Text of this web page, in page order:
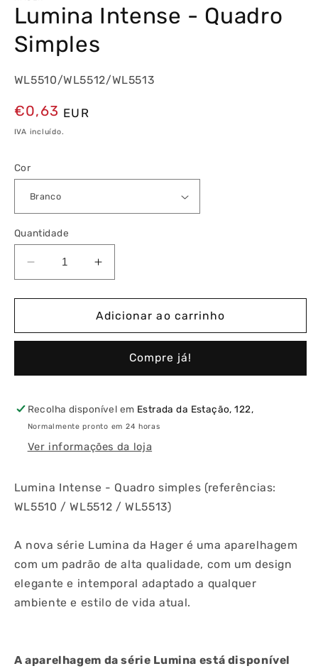
Lumina Intense - Quadro
Simples
WL5510/WL5512/WL5513
Preço
normal
€0,63 EUR
IVA incluído.
Cor
Quantidade
Diminuir
a
quantidade
Lumina
Quadro
Aumentar
a
quantidade
de
Lumina
Quadro
Adicionar ao carrinho
Compre já!
Recolha disponível em Estrada da Estação, 122,
Normalmente pronto em 24 horas
Ver informações da loja
Lumina Intense - Quadro simples (referências:
WL5510 / WL5512 / WL5513)
A nova série Lumina da Hager é uma aparelhagem
com um padrão de alta qualidade, com um design
elegante e intemporal adaptado a qualquer
ambiente e estilo de vida atual.
A aparelhagem da série Lumina está disponível